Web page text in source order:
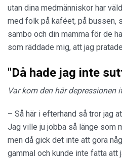
utan dina medmänniskor har
med folk på kaféet, på bussen,
sambo och din mamma för de
som räddade mig, att jag
"Då hade jag inte
Var kom den här depressionen
– Så här i efterhand så tror jag
Jag ville ju jobba så länge som
men då gick det inte att göra
gammal och kunde inte fatta att